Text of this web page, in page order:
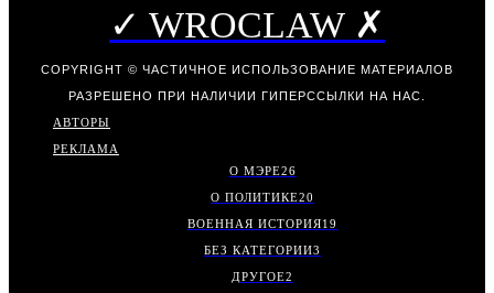
✓ WROCLAW ✗
COPYRIGHT © ЧАСТИЧНОЕ ИСПОЛЬЗОВАНИЕ МАТЕРИАЛОВ
РАЗРЕШЕНО ПРИ НАЛИЧИИ ГИПЕРССЫЛКИ НА НАС.
АВТОРЫ
РЕКЛАМА
О МЭРЕ26
О ПОЛИТИКЕ20
ВОЕННАЯ ИСТОРИЯ19
БЕЗ КАТЕГОРИИ3
ДРУГОЕ2